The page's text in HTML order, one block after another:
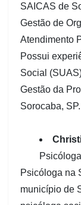
SAICAS de
Gestão de
Atendimento
Possui
Social
Gestão da
Sorocaba, SP.
Psicóloga na
município de